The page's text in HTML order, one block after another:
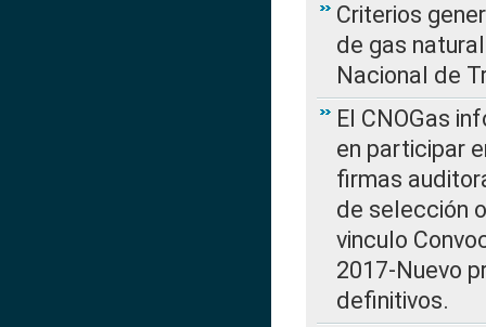
Criterios
de gas
Nacional de
El CNOGas
en participar
firmas
de selección
vinculo
2017-Nuevo
definitivos.